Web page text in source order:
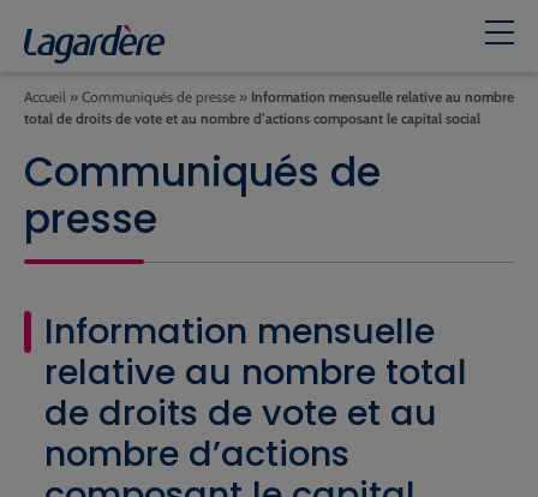
Accueil » Communiqués de presse » Information mensuelle relative au nombre
total de droits de vote et au nombre d’actions composant le capital social
Communiqués de
presse
Information mensuelle
relative au nombre total
de droits de vote et au
nombre d’actions